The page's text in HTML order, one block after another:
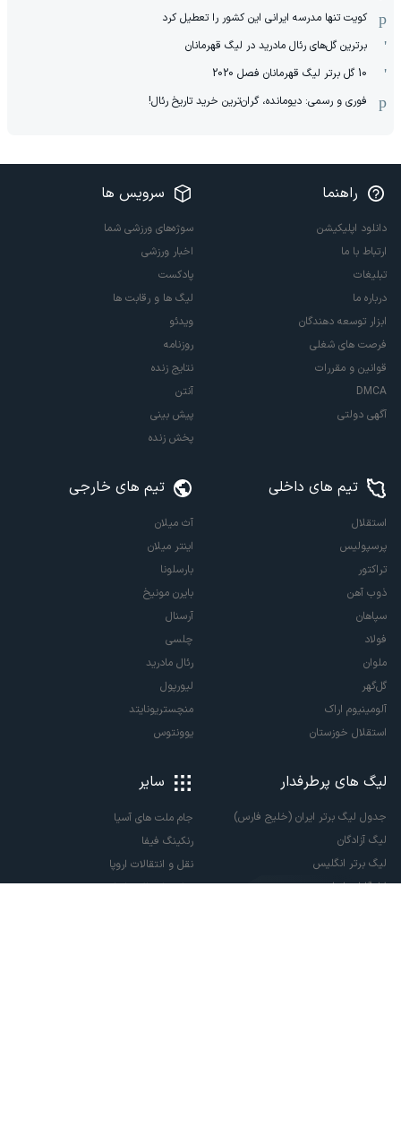
کویت تنها مدرسه ایرانی این کشور را تعطیل کرد
برترین گل‌های رئال مادرید در لیگ قهرمانان
10 گل برتر لیگ قهرمانان فصل 2020
فوری و رسمی: دیومانده، گران‌ترین خرید تاریخ رئال!
راهنما
دانلود اپلیکیشن
ارتباط با ما
تبلیغات
درباره ما
ابزار توسعه دهندگان
فرصت های شغلی
قوانین و مقررات
DMCA
آگهی دولتی
سرویس ها
سوژه‌های ورزشی شما
اخبار ورزشی
پادکست
لیگ ها و رقابت ها
ویدئو
روزنامه
نتایج زنده
آنتن
پیش بینی
پخش زنده
تیم های داخلی
استقلال
پرسپولیس
تراکتور
ذوب آهن
سپاهان
فولاد
ملوان
گل‌گهر
آلومینیوم اراک
استقلال خوزستان
تیم های خارجی
آث میلان
اینتر میلان
بارسلونا
بایرن مونیخ
آرسنال
چلسی
رئال مادرید
لیورپول
منچستریونایتد
یوونتوس
لیگ های پرطرفدار
جدول لیگ برتر ایران (خلیج فارس)
لیگ آزادگان
لیگ برتر انگلیس
لالیگا اسپانیا
سایر
جام ملت های آسیا
رنکینگ فیفا
نقل و انتقالات اروپا
نقل و انتقالات ایران